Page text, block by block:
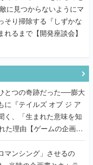
そり掃除する『しずかな
れるまで【開発座談会】
とつの奇跡だった──膨大
に『テイルズ オブ ジ ア
く、「生まれた意味を知
た理由【ゲームの企画
マンシング」させるの